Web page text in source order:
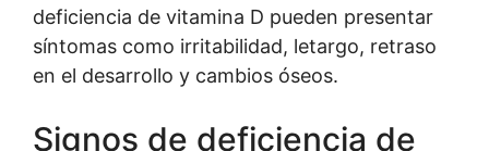
deficiencia de vitamina D pueden presentar
síntomas como irritabilidad, letargo, retraso
en el desarrollo y cambios óseos.
Signos de deficiencia de